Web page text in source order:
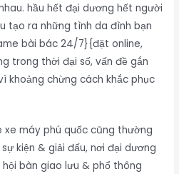
hầu hết đại dương hết người
tạo ra những tình da đình bạn
bài bác 24/7}{đặt online,
trong thời đại số, vấn đề gắn
khoảng chừng cách khắc phục
xe máy phú quốc cũng thường
kiện & giải đấu, nơi đại dương
bàn giao lưu & phổ thông